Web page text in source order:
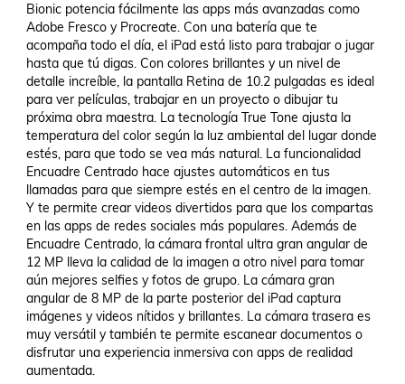
Bionic potencia fácilmente las apps más avanzadas como
Adobe Fresco y Procreate. Con una batería que te
acompaña todo el día, el iPad está listo para trabajar o jugar
hasta que tú digas. Con colores brillantes y un nivel de
detalle increíble, la pantalla Retina de 10.2 pulgadas es ideal
para ver películas, trabajar en un proyecto o dibujar tu
próxima obra maestra. La tecnología True Tone ajusta la
temperatura del color según la luz ambiental del lugar donde
estés, para que todo se vea más natural. La funcionalidad
Encuadre Centrado hace ajustes automáticos en tus
llamadas para que siempre estés en el centro de la imagen.
Y te permite crear videos divertidos para que los compartas
en las apps de redes sociales más populares. Además de
Encuadre Centrado, la cámara frontal ultra gran angular de
12 MP lleva la calidad de la imagen a otro nivel para tomar
aún mejores selfies y fotos de grupo. La cámara gran
angular de 8 MP de la parte posterior del iPad captura
imágenes y videos nítidos y brillantes. La cámara trasera es
muy versátil y también te permite escanear documentos o
disfrutar una experiencia inmersiva con apps de realidad
aumentada.